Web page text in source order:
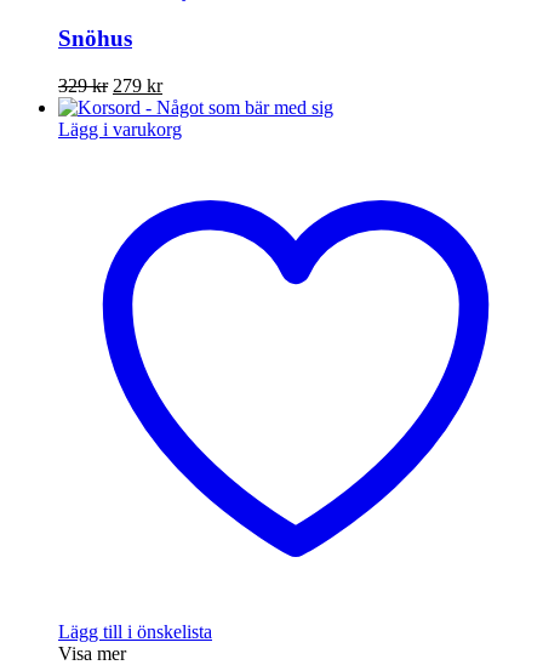
Snöhus
329kr Det
ursprungliga
priset
279 krDet
nuvarande
priset
Lägg i varukorg
Lägg till i önskelista
Visa mer